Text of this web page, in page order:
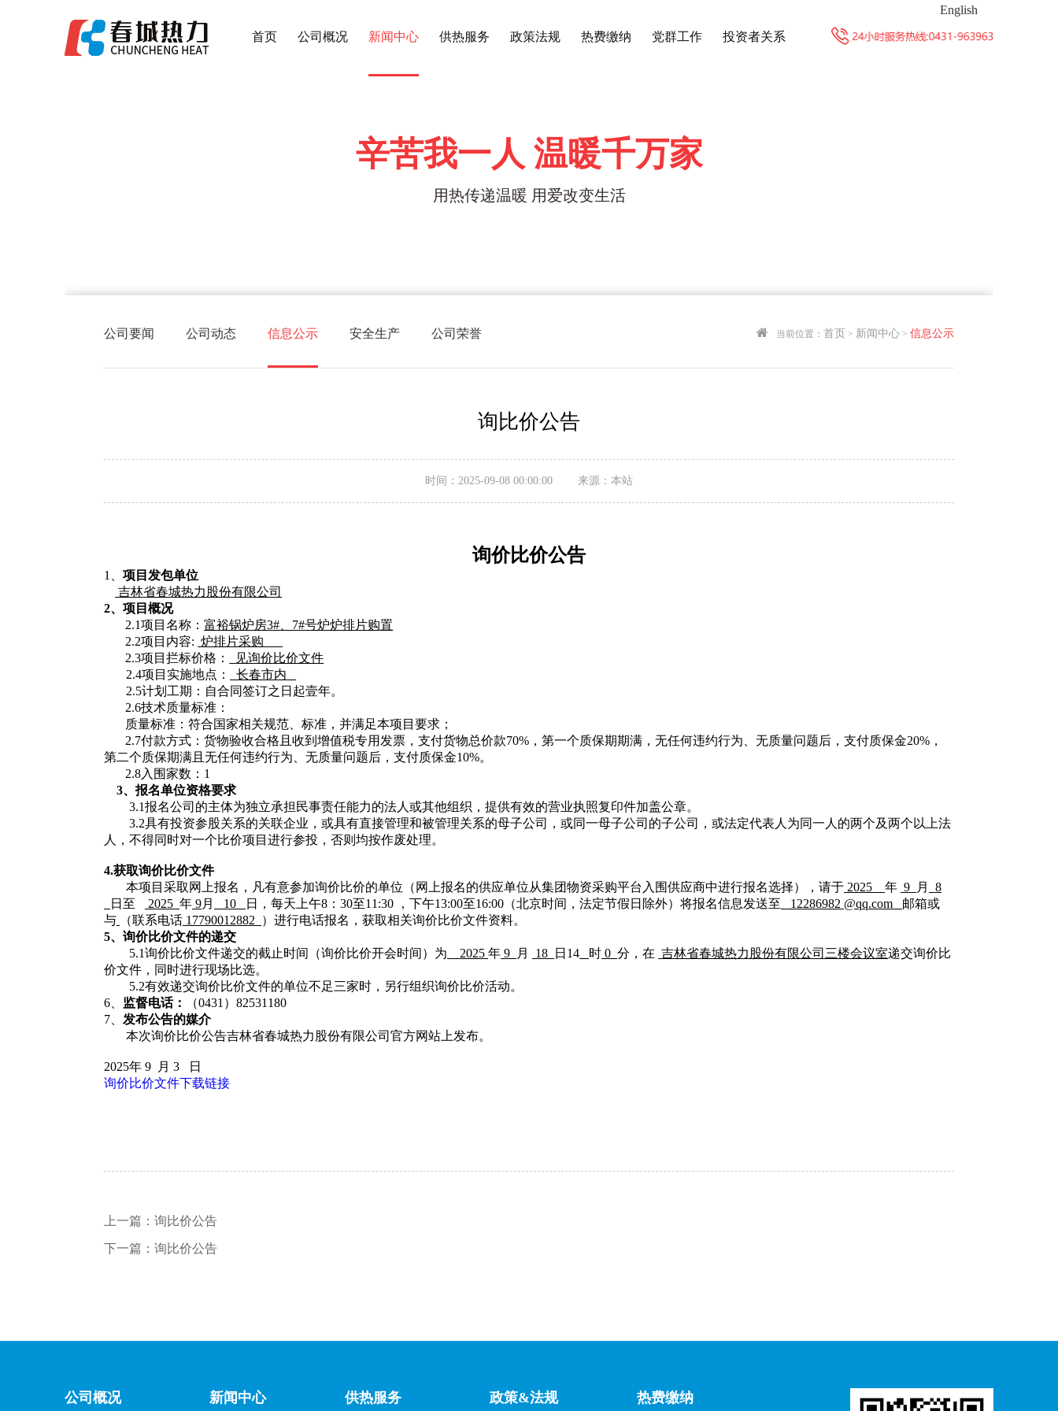
首页 公司概况 新闻中心 供热服务 政策法规 热费缴纳 党群工作 投资者关系
English
辛苦我一人 温暖千万家
用热传递温暖 用爱改变生活
公司要闻 公司动态 信息公示 安全生产 公司荣誉 当前位置： 首页 > 新闻中心 > 信息公示
询比价公告
时间：2025-09-08 00:00:00 来源：本站
询价比价公告
1、 项目发包单位
吉林省春城热力股份有限公司
2、项目概况
2.1项目名称：富裕锅炉房3#、7#号炉炉排片购置
2.2项目 内容: 炉排片采购
2.3项目拦标价格：
见询价比价文件
2.4项目实施地点：
长春市内
2.5计划工期：自合同签订之日起壹年。
2.6技术质量标准：
质量标准：符合国家相关规范、标准，并满足本项目要求；
2.7付款方式：货物验收合格且收到增值税专用发票，支付货物总价款70%，第一个质保期期满，无任何违约行为、无质量问题后，支付质保金20%，
第二个质保期满且无任何违约行为、无质量问题后，支付质保金10%。
2.8入围家数：1
3、 报名单位资格要求
3.1报名公司的主体为独立承担民事责任能力的法人或其他组织，提供有效的营业执照复印件加盖公章。
3.2具有投资参股关系的关联企业，或具有直接管理和被管理关系的母子公司，或同一母子公司的子公司，或法定代表人为同一人的两个及两个以上法
人，不得同时对一个比价项目进行参投，否则均按作废处理。
4.获取询价比价文件
本项目采取网上报名，凡有意参加询价比价的单位（网上报名的供应单位从集团物资采购平台入围供应商中进行报名选择），请于 2025 年 9 月
8
日至
2025 年 9月 10 日 ，每天上午8： 30至11:30 ，下午13:00至16:00（北京时间，法定节假日除外）将报名信息发送至 12286982 @qq.com
邮箱或
与
（联系电话 17790012882
）进行电话报名，获取相关询价比价文件资料。
5、 询价比价文件的递交
5.1询价比价文件递交的截止时间（询价比价开会时间）为
2025 年 9 月 18 日 14 时 0 分， 在 吉林省春城热力股份有限公司三楼会议室递交询价比
价文件，同时进行现场比选。
5.2有效递交询价比价文件的单位不足三家时，另行组织询价比价活动。
6、 监督电话： （0431）82531180
7、 发布公告的媒介
本次询价比价公告吉林省春城热力股份有限公司官方网站上发布。
2025年 9 月 3 日
询价比价文件下载链接
上一篇： 询比价公告
下一篇： 询比价公告
公司概况 新闻中心 供热服务 政策&法规 热费缴纳